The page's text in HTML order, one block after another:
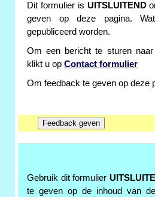
Dit formulier is UITSLUITEND
geven op deze pagina.
gepubliceerd worden.
Om een bericht te sturen naar
klikt u op Contact formulier
Om feedback te geven op deze
Gebruik dit formulier
te geven op de inhoud van